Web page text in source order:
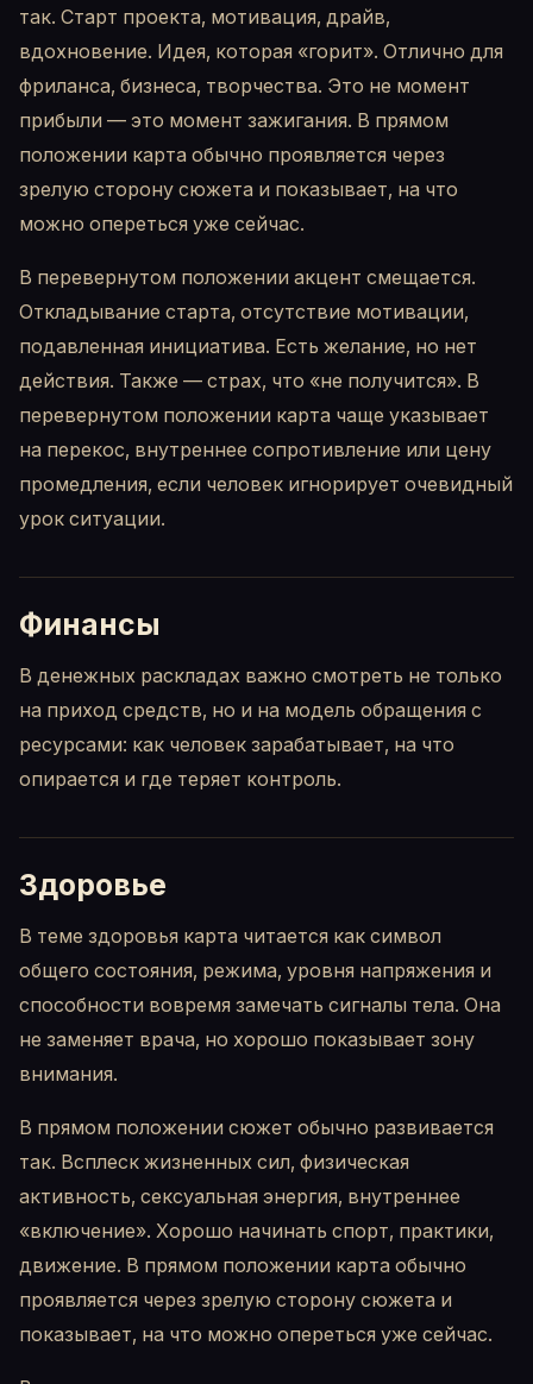
так. Старт проекта, мотивация, драйв,
вдохновение. Идея, которая «горит». Отлично для
фриланса, бизнеса, творчества. Это не момент
прибыли — это момент зажигания. В прямом
положении карта обычно проявляется через
зрелую сторону сюжета и показывает, на что
можно опереться уже сейчас.
В перевернутом положении акцент смещается.
Откладывание старта, отсутствие мотивации,
подавленная инициатива. Есть желание, но нет
действия. Также — страх, что «не получится». В
перевернутом положении карта чаще указывает
на перекос, внутреннее сопротивление или цену
промедления, если человек игнорирует очевидный
урок ситуации.
Финансы
В денежных раскладах важно смотреть не только
на приход средств, но и на модель обращения с
ресурсами: как человек зарабатывает, на что
опирается и где теряет контроль.
Здоровье
В теме здоровья карта читается как символ
общего состояния, режима, уровня напряжения и
способности вовремя замечать сигналы тела. Она
не заменяет врача, но хорошо показывает зону
внимания.
В прямом положении сюжет обычно развивается
так. Всплеск жизненных сил, физическая
активность, сексуальная энергия, внутреннее
«включение». Хорошо начинать спорт, практики,
движение. В прямом положении карта обычно
проявляется через зрелую сторону сюжета и
показывает, на что можно опереться уже сейчас.